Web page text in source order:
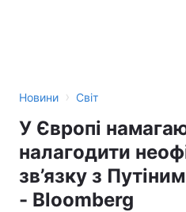
Новини › Світ
У Європі
налагодити
зв’язку з
- Bloomberg